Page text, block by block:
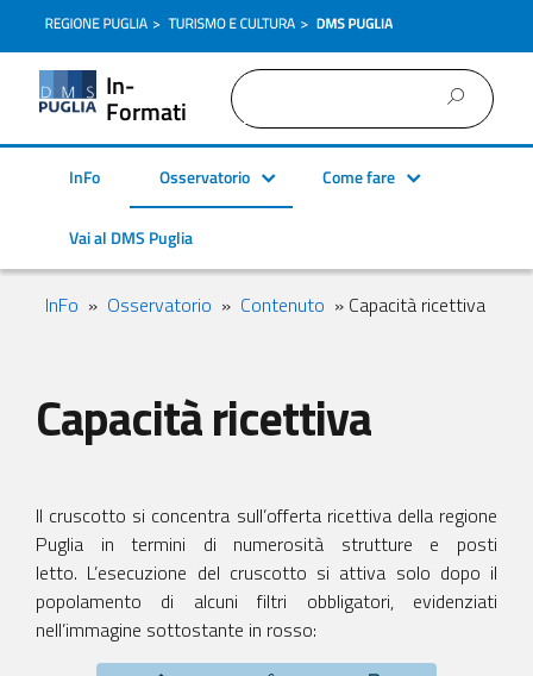
In-
Formati
InFo Osservatorio Come fare
Vai al DMS Puglia
InFo » Osservatorio » Contenuto » Capacità ricettiva
Capacità ricettiva
Il cruscotto si concentra sull’offerta ricettiva della regione
Puglia in termini di numerosità strutture e posti
letto. L’esecuzione del cruscotto si attiva solo dopo il
popolamento di alcuni filtri obbligatori, evidenziati
nell’immagine sottostante in rosso: